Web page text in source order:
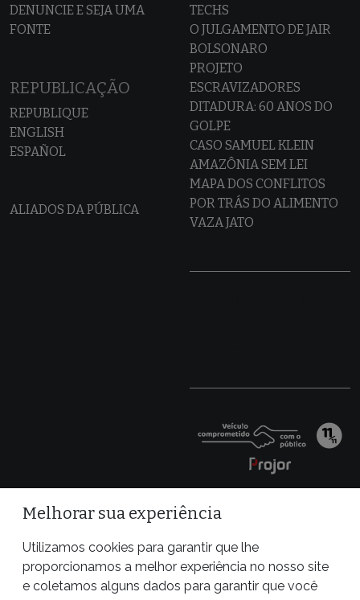
DENUNCIE E SEJA UMA
FONTE
REPUBLICAÇÃO
REPUBLIQUE
ENGLISH
ESPAÑOL
ALIADOS DA PÚBLICA
TECHS
O JULGAMENTO DE JAIR
BOLSONARO
PROJETO
ESCRAVIZADORES
DITADURA: 60 ANOS DO
GOLPE
CASO SAMUEL KLEIN
AMAZÔNIA SEM LEI
MAPA DOS CONFLITOS
POR TRÁS DO ALIMENTO
VAZA JATO
Melhorar sua experiência
Utilizamos cookies para garantir que lhe
proporcionamos a melhor experiência no nosso site
e coletamos alguns dados para garantir que você